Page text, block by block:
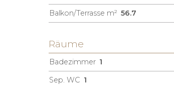
Balkon/Terrasse m² 56.7
Räume
Badezimmer 1
Sep. WC 1